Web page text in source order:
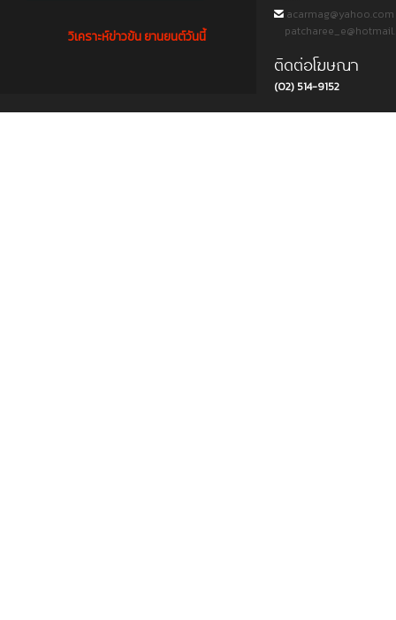
วิเคราะห์ข่าวข้น ยานยนต์วันนี้
acarmag@yahoo.com
ติดต่อโฆษณา
(02) 514-9152